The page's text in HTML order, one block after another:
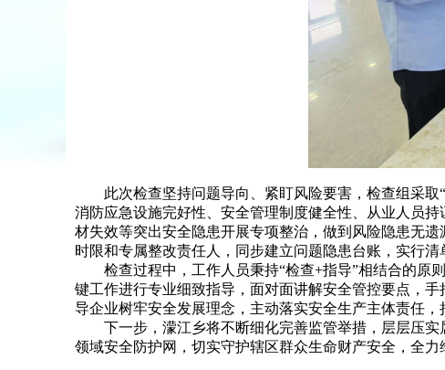
此次检查坚持问题导向、紧盯风险要害，检查组采取“
消防应急设施完好性、安全管理制度健全性、从业人员
材失效等突出安全隐患开展专项整治，做到风险隐患无
时限和专属整改责任人，同步建立问题隐患台账，实行
检查过程中，工作人员秉持“检查+指导”相结合的原则
键工作进行专业细致指导，面对面讲解安全管控要点，
导企业树牢安全发展理念，主动落实安全生产主体责任，
下一步，濛江乡将不断细化完善监管举措，层层压实
领域安全防护网，切实守护辖区群众生命财产安全，全力